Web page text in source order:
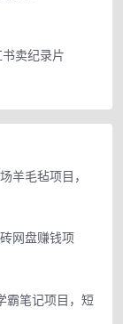
卖纪录片
羊毛毡项目，
网盘赚钱项
霸笔记项目，短